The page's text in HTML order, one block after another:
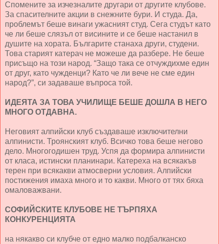
Спомените за изчезналите другари от другите клубове.
За спасителните акции в снежните бури. И студа. Да,
проблемът беше винаги ужасният студ. Сега студът като
че ли беше слязъл от висините и се беше настанил в
душите на хората. Българите станаха други, студени.
Това старият катерач не можеше да разбере. Не беше
присъщо на този народ. “Защо така се отчуждихме един
от друг, като чужденци? Като че ли вече не сме един
народ?”, си задаваше въпроса той.
ИДЕЯТА ЗА ТОВА УЧИЛИЩЕ БЕШЕ ДОШЛА В НЕГО
МНОГО ОТДАВНА.
Неговият алпийски клуб създаваше изключителни
алпинисти. Троянският клуб. Всичко това беше негово
дело. Многогодишен труд. Успя да формира алпинисти
от класа, истински планинари. Катереха на всякакъв
терен при всякакви атмосверни условия. Алпийски
постижения имаха много и то какви. Много от тях бяха
омаловажвани.
СОФИЙСКИТЕ КЛУБОВЕ НЕ ТЪРПЯХА
КОНКУРЕНЦИЯТА
на някакво си клубче от едно малко подбалканско